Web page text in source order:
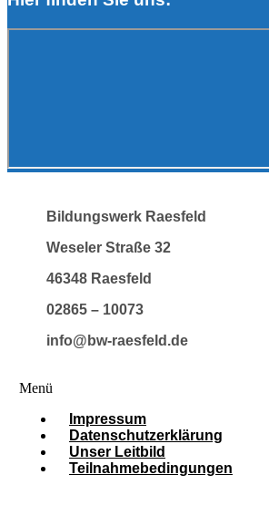
Bildungswerk Raesfeld
Weseler Straße 32
46348 Raesfeld
02865 – 10073
info@bw-raesfeld.de
Menü
Impressum
Datenschutzerklärung
Unser Leitbild
Teilnahmebedingungen